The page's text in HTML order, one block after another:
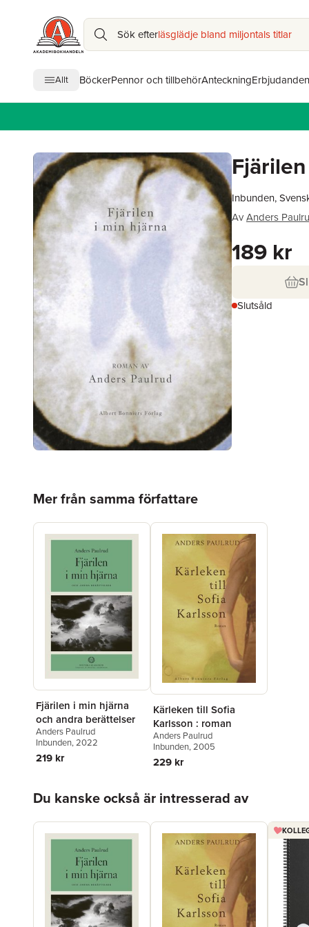
Sök efterläsglädje bland miljontals titlar
Allt BöckerPennor och tillbehörAnteckningErbjudanden
Inbunden,
AvAnders
189 kr
Slutsåld
Mer från samma författare
Fjärilen i min hjärna
och andra berättelser
Anders Paulrud
Inbunden, 2022
219 kr
Kärleken till Sofia
Karlsson : roman
Anders Paulrud
Inbunden, 2005
229 kr
Du kanske också är intresserad av